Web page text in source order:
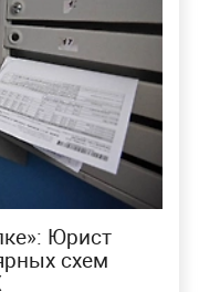
Юрист
схем